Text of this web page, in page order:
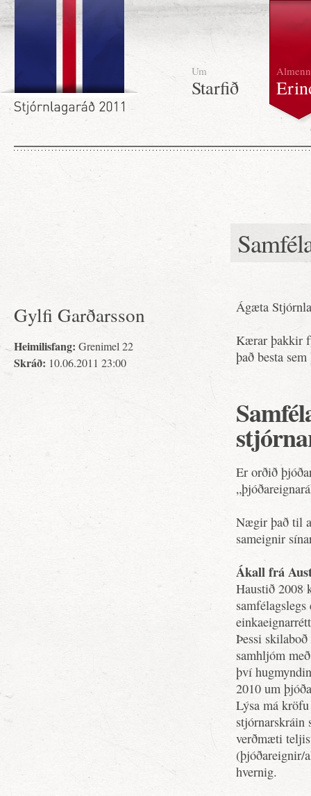
Um
Starfið
Almenn
Gylfi Garðarsson
Heimilisfang: Grenimel 22
Skráð: 10.06.2011 23:00
Ágæta
Kærar þakkir
það besta
Er orðið
Nægir það til
sameignir
Ákall frá
Haustið 2008
Þessi
samhljóm
því
2010 um
Lýsa má
stjórnarskráin
verðmæti
(þjóðareignir/
hvernig.